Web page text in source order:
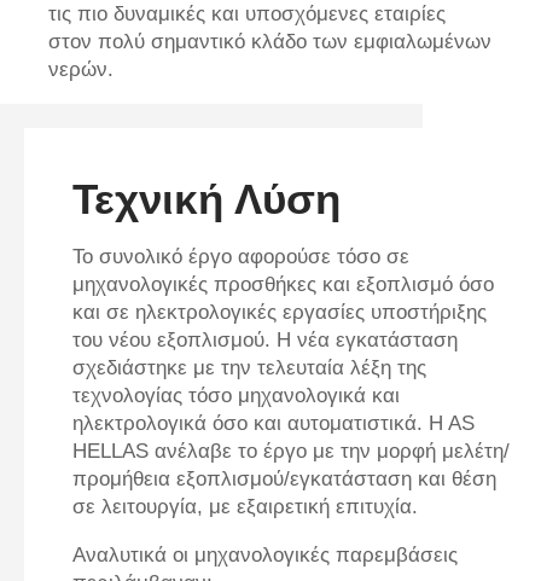
τις πιο δυναμικές και υποσχόμενες εταιρίες
στον πολύ σημαντικό κλάδο των εμφιαλωμένων
νερών.
Τεχνική Λύση
Το συνολικό έργο αφορούσε τόσο σε
μηχανολογικές προσθήκες και εξοπλισμό όσο
και σε ηλεκτρολογικές εργασίες υποστήριξης
του νέου εξοπλισμού. Η νέα εγκατάσταση
σχεδιάστηκε με την τελευταία λέξη της
τεχνολογίας τόσο μηχανολογικά και
ηλεκτρολογικά όσο και αυτοματιστικά. H AS
HELLAS ανέλαβε το έργο με την μορφή μελέτη/
προμήθεια εξοπλισμού/εγκατάσταση και θέση
σε λειτουργία, με εξαιρετική επιτυχία.
Αναλυτικά οι μηχανολογικές παρεμβάσεις